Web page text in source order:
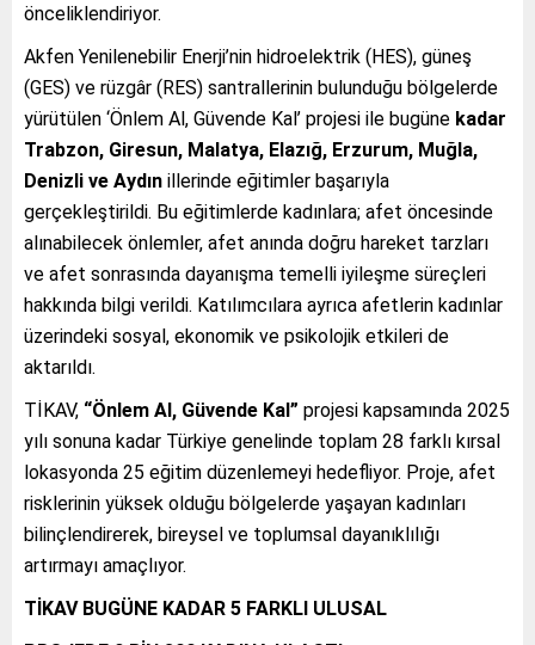
önceliklendiriyor.
Akfen Yenilenebilir Enerji’nin hidroelektrik (HES), güneş
(GES) ve rüzgâr (RES) santrallerinin bulunduğu bölgelerde
yürütülen ‘Önlem Al, Güvende Kal’ projesi ile bugüne kadar
Trabzon, Giresun, Malatya, Elazığ, Erzurum, Muğla,
Denizli ve Aydın illerinde eğitimler başarıyla
gerçekleştirildi. Bu eğitimlerde kadınlara; afet öncesinde
alınabilecek önlemler, afet anında doğru hareket tarzları
ve afet sonrasında dayanışma temelli iyileşme süreçleri
hakkında bilgi verildi. Katılımcılara ayrıca afetlerin kadınlar
üzerindeki sosyal, ekonomik ve psikolojik etkileri de
aktarıldı.
TİKAV, “Önlem Al, Güvende Kal” projesi kapsamında 2025
yılı sonuna kadar Türkiye genelinde toplam 28 farklı kırsal
lokasyonda 25 eğitim düzenlemeyi hedefliyor. Proje, afet
risklerinin yüksek olduğu bölgelerde yaşayan kadınları
bilinçlendirerek, bireysel ve toplumsal dayanıklılığı
artırmayı amaçlıyor.
TİKAV BUGÜNE KADAR 5 FARKLI ULUSAL